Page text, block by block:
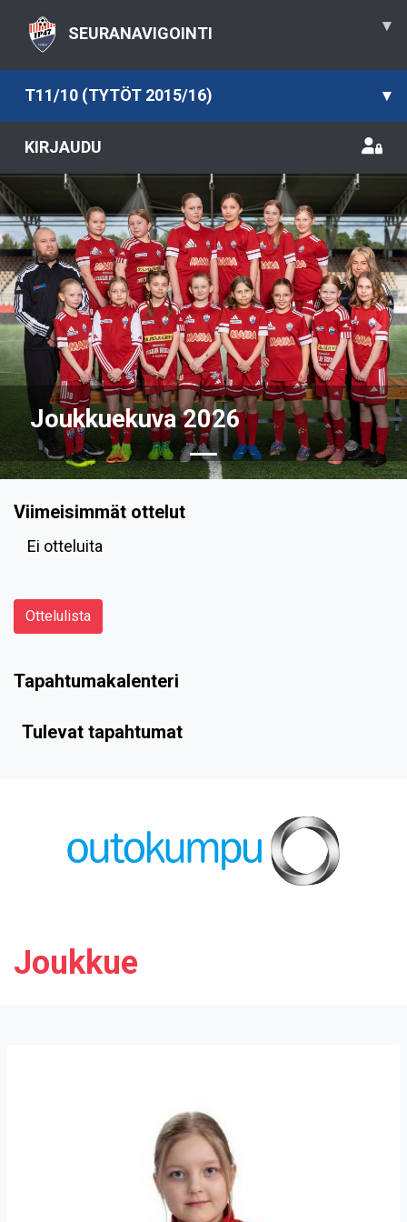
SEURANAVIGOINTI ▾
T11/10 (TYTÖT 2015/16) ▾
KIRJAUDU
Joukkuekuva 2026
Previous
Viimeisimmät ottelut
Ei otteluita
Ottelulista
Tapahtumakalenteri
Tulevat tapahtumat
Joukkue